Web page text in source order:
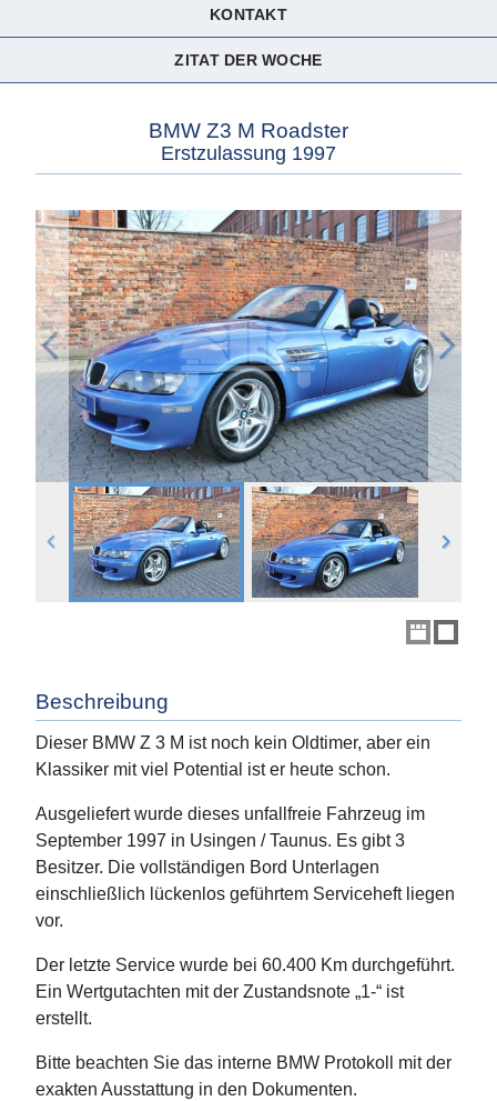
KONTAKT
ZITAT DER WOCHE
BMW Z3 M Roadster
Erstzulassung 1997
Beschreibung
Dieser BMW Z 3 M ist noch kein Oldtimer, aber ein
Klassiker mit viel Potential ist er heute schon.
Ausgeliefert wurde dieses unfallfreie Fahrzeug im
September 1997 in Usingen / Taunus. Es gibt 3
Besitzer. Die vollständigen Bord Unterlagen
einschließlich lückenlos geführtem Serviceheft liegen
vor.
Der letzte Service wurde bei 60.400 Km durchgeführt.
Ein Wertgutachten mit der Zustandsnote „1-“ ist
erstellt.
Bitte beachten Sie das interne BMW Protokoll mit der
exakten Ausstattung in den Dokumenten.